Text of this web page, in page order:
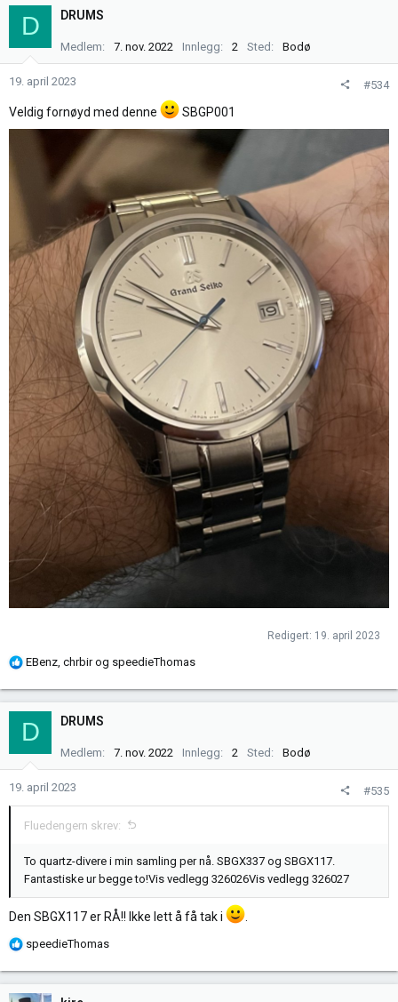
k
n
r
:
D DRUMS
Medlem 7. nov. 2022 Innlegg 2 Sted Bodø
19. april 2023 #534
Veldig fornøyd med denne SBGP001
Redigert: 19. april 2023
R
k
n
e
r
EBenz chrbirog speedieThomas
D DRUMS
Medlem 7. nov. 2022 Innlegg 2 Sted Bodø
19. april 2023 #535
Fluedengern skrev:
To quartz-divere i min samling per nå. SBGX337 og SBGX117.
Fantastiske ur begge to!Vis vedlegg 326026Vis vedlegg 326027
Den SBGX117 er RÅ!! Ikke lett å få tak i
R
k
speedieThomas